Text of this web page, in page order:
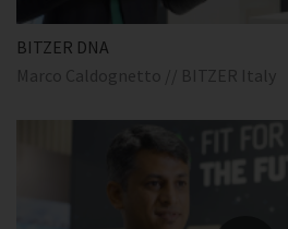
BITZER DNA
Marco Caldognetto // BITZER Italy